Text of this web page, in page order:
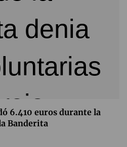
6.410 euros durante la
Banderita